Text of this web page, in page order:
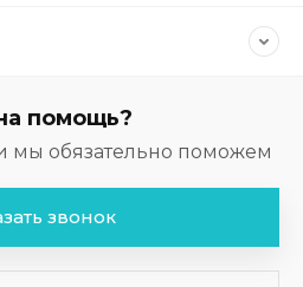
помощь?
мы обязательно поможем
звонок